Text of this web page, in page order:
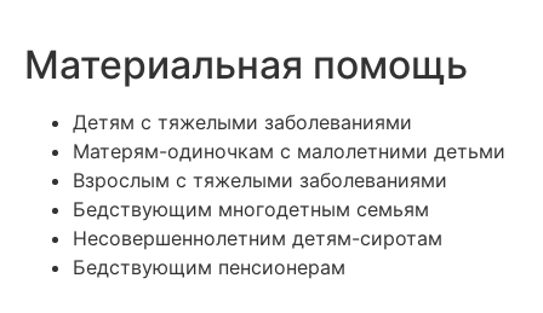
Материальная помощь
Детям с тяжелыми заболеваниями
Матерям-одиночкам с малолетними детьми
Взрослым с тяжелыми заболеваниями
Бедствующим многодетным семьям
Несовершеннолетним детям-сиротам
Бедствующим пенсионерам